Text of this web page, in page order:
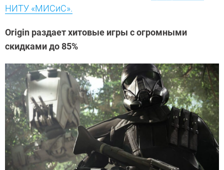
НИТУ «МИСиС».
Origin раздает хитовые игры с огромными
скидками до 85%